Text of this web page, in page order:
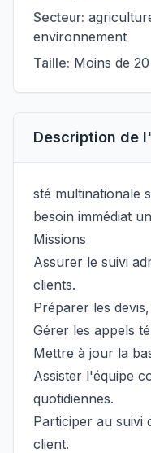
Secteur:
environnement
Taille: Moins de
Description de
sté multinationale
besoin immédiat
Missions
Assurer le suivi
clients.
Préparer les
Gérer les appels
Mettre à jour la
Assister l'équipe
quotidiennes.
Participer au suivi
client.